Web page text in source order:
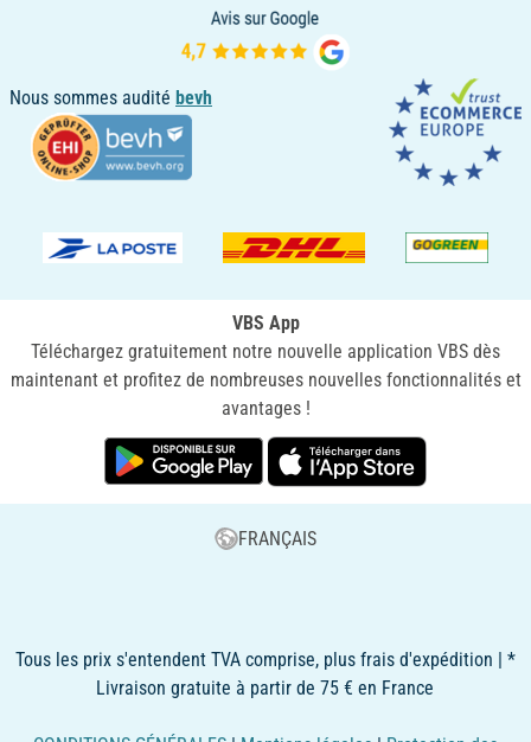
Nous sommes audité bevh
VBS App
Téléchargez gratuitement notre nouvelle application VBS dès
maintenant et profitez de nombreuses nouvelles fonctionnalités et
avantages !
FRANÇAIS
Tous les prix s'entendent TVA comprise, plus frais d'expédition | *
Livraison gratuite à partir de 75 € en France